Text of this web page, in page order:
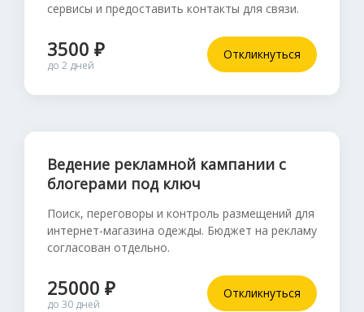
сервисы и предоставить контакты для связи.
3500 ₽
до 2 дней
Откликнуться
Ведение рекламной кампании с
блогерами под ключ
Поиск, переговоры и контроль размещений для
интернет-магазина одежды. Бюджет на рекламу
согласован отдельно.
25000 ₽
до 30 дней
Откликнуться